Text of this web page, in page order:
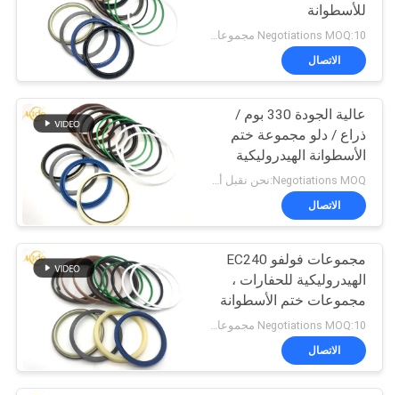
للأسطوانة
Negotiations MOQ:10 مجموعات
الاتصال
عالية الجودة 330 بوم /
ذراع / دلو مجموعة ختم
الأسطوانة الهيدروليكية
للحفارة
الاتصال
مجموعات فولفو EC240
الهيدروليكية للحفارات ،
مجموعات ختم الأسطوانة
عالية الفعالية
الاتصال